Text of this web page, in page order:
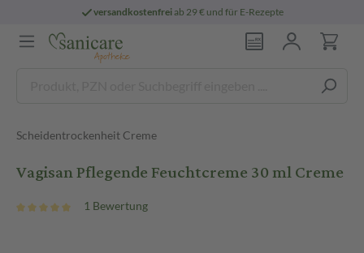
versandkostenfreiab 29 € und für E-Rezepte
Scheidentrockenheit Creme
Vagisan Pflegende Feuchtcreme 30 ml Creme
1 Bewertung